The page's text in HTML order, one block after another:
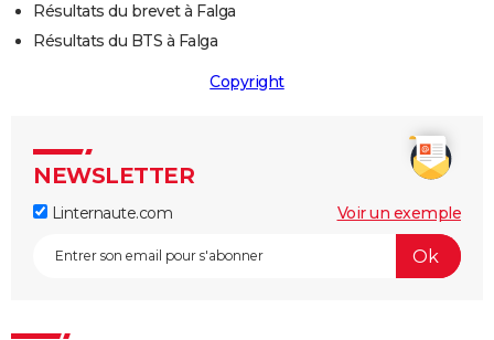
Résultats du brevet à Falga
Résultats du BTS à Falga
Copyright
NEWSLETTER
Linternaute.com Voir un exemple